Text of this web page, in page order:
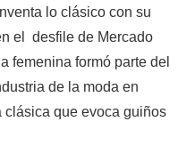
lo clásico con su
el desfile de Mercado
femenina formó parte del
de la moda en
clásica que evoca guiños